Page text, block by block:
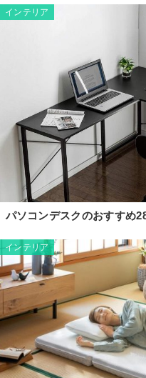
インテリア
パソコンデスクのおすすめ
インテリア